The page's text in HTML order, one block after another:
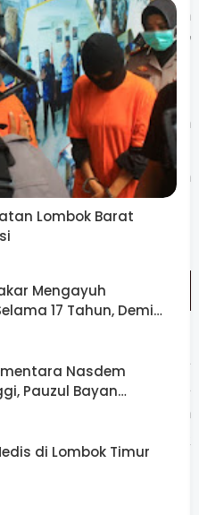
Alquran mengajarkan
mencintai antar sesama,"
bahwa kehidupan
dan bisa beradaptasi
tahun ada perayaan
dan aman," ujarnya.
NTB tentang rencana
kebudayaan dan bahasa
senang dengan usulan
lebih lanjut utk
.(S.V.01)
Lombok Barat
Mengayuh
17 Tahun, Demi
Kemerdekaan
Nasdem
Pauzul Bayan
Kursi Dapil 3
di Lombok Timur